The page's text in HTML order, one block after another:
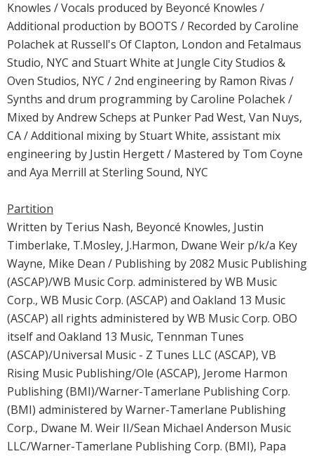
Knowles / Vocals produced by Beyoncé Knowles /
Additional production by BOOTS / Recorded by Caroline
Polachek at Russell's Of Clapton, London and Fetalmaus
Studio, NYC and Stuart White at Jungle City Studios &
Oven Studios, NYC / 2nd engineering by Ramon Rivas /
Synths and drum programming by Caroline Polachek /
Mixed by Andrew Scheps at Punker Pad West, Van Nuys,
CA / Additional mixing by Stuart White, assistant mix
engineering by Justin Hergett / Mastered by Tom Coyne
and Aya Merrill at Sterling Sound, NYC
Partition
Written by Terius Nash, Beyoncé Knowles, Justin
Timberlake, T.Mosley, J.Harmon, Dwane Weir p/k/a Key
Wayne, Mike Dean / Publishing by 2082 Music Publishing
(ASCAP)/WB Music Corp. administered by WB Music
Corp., WB Music Corp. (ASCAP) and Oakland 13 Music
(ASCAP) all rights administered by WB Music Corp. OBO
itself and Oakland 13 Music, Tennman Tunes
(ASCAP)/Universal Music - Z Tunes LLC (ASCAP), VB
Rising Music Publishing/Ole (ASCAP), Jerome Harmon
Publishing (BMI)/Warner-Tamerlane Publishing Corp.
(BMI) administered by Warner-Tamerlane Publishing
Corp., Dwane M. Weir II/Sean Michael Anderson Music
LLC/Warner-Tamerlane Publishing Corp. (BMI), Papa